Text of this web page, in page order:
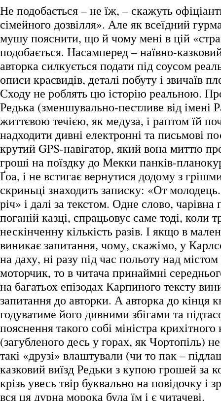
Не подобається – не їж, – скажуть
сімейного дозвілля». Але як всеїдний
мушу пояснити, що й чому мені в цій
подобається. Насамперед – наївно-
авторка силкується подати під соусом
описи краєвидів, деталі побуту і звичаїв
Сходу не роблять цю історію реальною.
Редька (зменшувально-пестливе від імені
життєвою течією, як медуза, і раптом їй
надходити дивні електронні та письмові
крутий GPS-навігатор, який вона миттю
гроші на поїздку до Мекки панків-
Ґоа, і не встигає вернутися додому з
скриньці знаходить записку: «От
річ» і далі за текстом. Одне слово,
поганій казці, спрацьовує саме тоді, коли
нескінченну кількість разів. І якщо в
виникає запитання, чому, скажімо, у
на даху, ні разу під час польоту над
моторчик, то в читача принаймні
на багатьох епізодах Карпиного тексту
запитання до авторки. А авторка до кінця
годуватиме його дивними збігами та
пояснення такого собі міністра крихітного
(загубленого десь у горах, як Чортопіль)
такі «друзі» влаштували (чи то пак –
казковий виїзд Редьки з купою грошей за
крізь увесь твір буквально на повідочку і
вся ця дурна морока була їм і є читачеві.